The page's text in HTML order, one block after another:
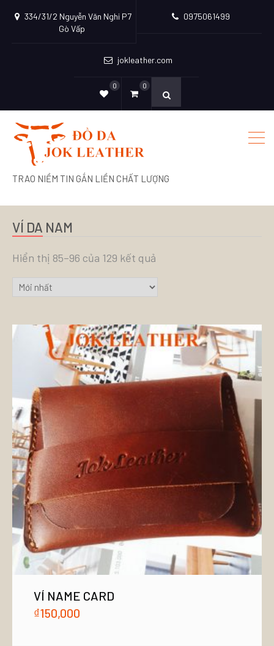
334/31/2 Nguyễn Văn Nghi P7
Gò Vấp
0975061499
jokleather.com
0 0
TRAO NIỀM TIN GẮN LIỀN CHẤT LƯỢNG
VÍ DA NAM
Hiển thị 85–96 của 129 kết quả
VÍ NAME CARD
₫150,000